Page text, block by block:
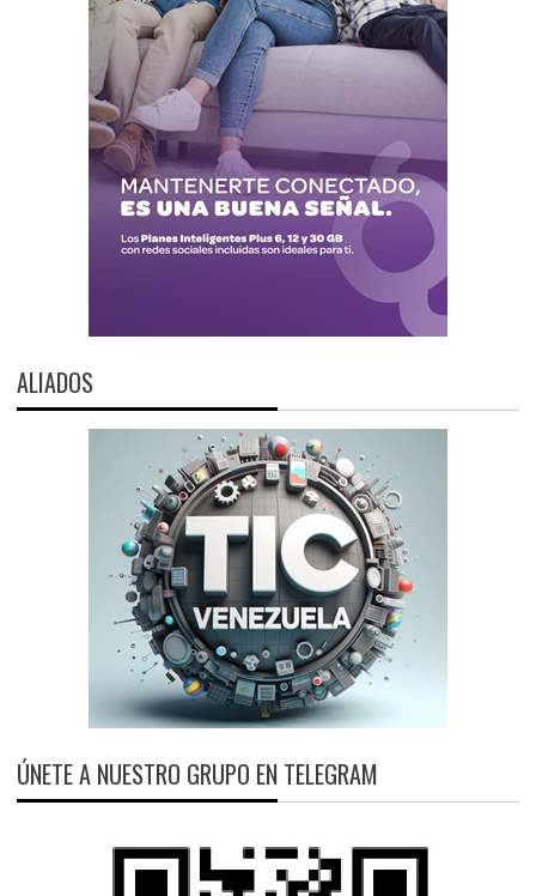
ALIADOS
ÚNETE A NUESTRO GRUPO EN TELEGRAM